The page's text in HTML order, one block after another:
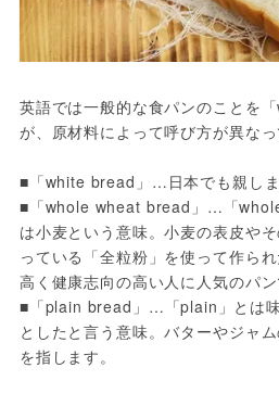
英語では一般的な食パンのことを
が、原材料によって呼び方が異なっ
■「white bread」…日本でも親しま
■「whole wheat bread」…「
は小麦という意味。小麦の表皮や
っている「全粒粉」を使って作ら
高く健康志向の高い人に人気のパン
■「plain bread」…「plain」とは
としたと言う意味。バターやジャ
を指します。